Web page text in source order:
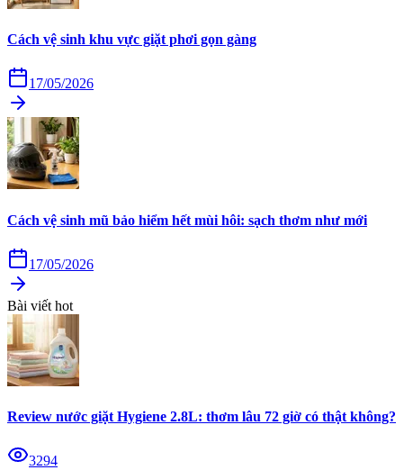
Cách vệ sinh khu vực giặt phơi gọn gàng
17/05/2026
Cách vệ sinh mũ bảo hiểm hết mùi hôi: sạch thơm như mới
17/05/2026
Bài viết hot
Review nước giặt Hygiene 2.8L: thơm lâu 72 giờ có thật không?
3294